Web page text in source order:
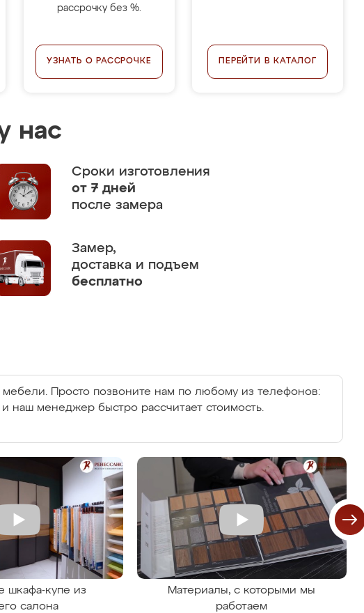
рассрочку без %.
УЗНАТЬ О РАССРОЧКЕ ПЕРЕЙТИ В КАТАЛОГ
нас
Сроки изготовления
от 7 дней
после замера
Замер,
доставка и подъем
бесплатно
мебели. Просто позвоните нам по любому из телефонов:
и наш менеджер быстро рассчитает стоимость.
шкафа-купе из
салона
Материалы, с которыми мы
работаем